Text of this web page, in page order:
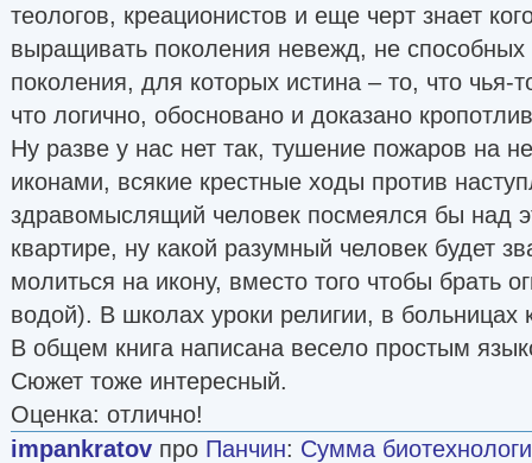
теологов, креационистов и еще черт знает
выращивать поколения невежд, не
поколения, для которых истина – то, что
что логично, обосновано и доказано
Ну разве у нас нет так, тушение пожаров на
иконами, всякие крестные ходы против
здравомыслящий человек посмеялся бы над
квартире, ну какой разумный человек будет
молиться на икону, вместо того чтобы брать
водой). В школах уроки религии, в больницах
В общем книга написана весело простым
Сюжет тоже интересный.
Оценка: отлично!
impankratov про Панчин: Сумма